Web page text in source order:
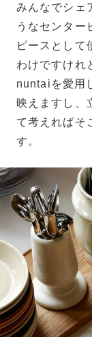
みんなでシェ
うなセンター
ピースとして
わけですけれ
nuntaiを愛用
映えますし、
て考えればそ
す。